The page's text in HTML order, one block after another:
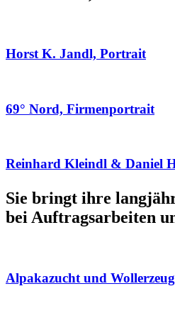
Horst K. Jandl, Portrait
69° Nord, Firmenportrait
Reinhard Kleindl & Daniel
Sie bringt ihre
bei Auftragsarbeiten
Alpakazucht und